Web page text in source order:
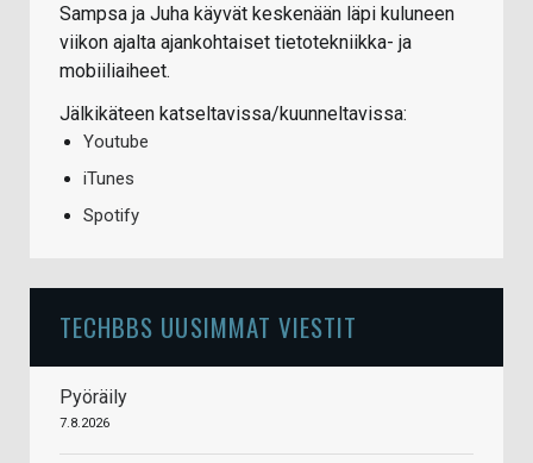
Sampsa ja Juha käyvät keskenään läpi kuluneen
viikon ajalta ajankohtaiset tietotekniikka- ja
mobiiliaiheet.
Jälkikäteen katseltavissa/kuunneltavissa:
Youtube
iTunes
Spotify
TECHBBS UUSIMMAT VIESTIT
Pyöräily
7.8.2026